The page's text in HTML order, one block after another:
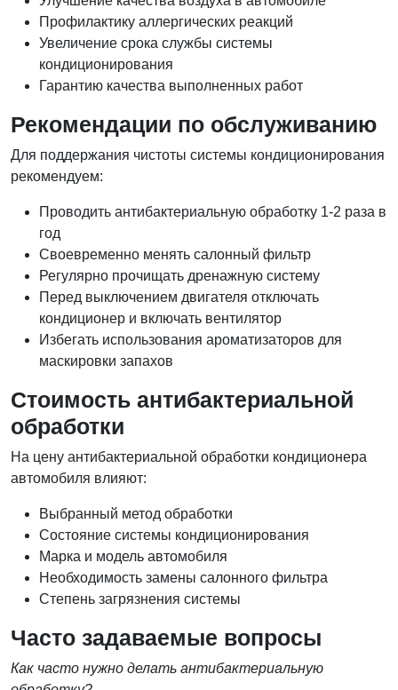
Профилактику аллергических реакций
Увеличение срока службы системы
кондиционирования
Гарантию качества выполненных работ
Рекомендации по обслуживанию
Для поддержания чистоты системы кондиционирования
рекомендуем:
Проводить антибактериальную обработку 1-2 раза в
год
Своевременно менять салонный фильтр
Регулярно прочищать дренажную систему
Перед выключением двигателя отключать
кондиционер и включать вентилятор
Избегать использования ароматизаторов для
маскировки запахов
Стоимость антибактериальной
обработки
На цену антибактериальной обработки кондиционера
автомобиля влияют:
Выбранный метод обработки
Состояние системы кондиционирования
Марка и модель автомобиля
Необходимость замены салонного фильтра
Степень загрязнения системы
Часто задаваемые вопросы
Как часто нужно делать антибактериальную